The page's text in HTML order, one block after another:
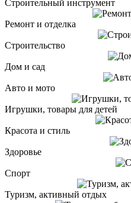
Строительный инструмент
Ремонт и отделка
Строительство
Дом и сад
Авто и мото
Игрушки, товары для детей
Красота и стиль
Здоровье
Спорт
Туризм, активный отдых